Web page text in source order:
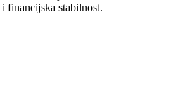
financijska stabilnost.